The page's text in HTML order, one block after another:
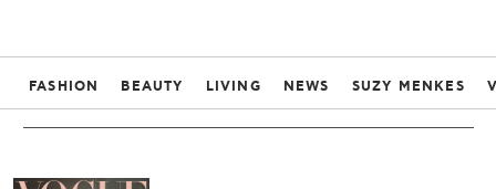
FASHION BEAUTY LIVING NEWS SUZY MENKES